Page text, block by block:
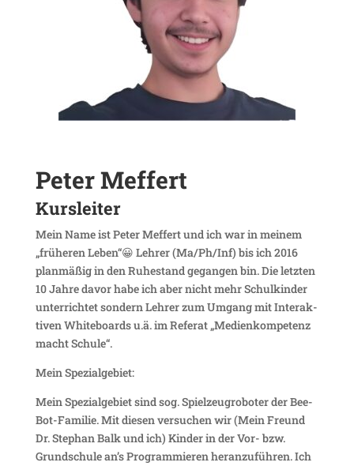
Peter Meffert
Kurs­leiter
Mein Name ist Peter Meffert und ich war in meinem
„früheren Leben“😀 Lehrer (Ma/Ph/Inf) bis ich 2016
plan­mäßig in den Ruhe­stand gegangen bin. Die letzten
10 Jahre davor habe ich aber nicht mehr Schul­kinder
unter­richtet sondern Lehrer zum Umgang mit Inter­ak­
tiven White­boards u.ä. im Referat „Medi­en­kom­pe­tenz
macht Schule“.
Mein Spezi­al­ge­biet:
Mein Spezi­al­ge­biet sind sog. Spiel­zeug­ro­boter der Bee-
Bot-Familie. Mit diesen versu­chen wir (Mein Freund
Dr. Stephan Balk und ich) Kinder in der Vor- bzw.
Grund­schule an’s Program­mieren heran­zu­führen. Ich